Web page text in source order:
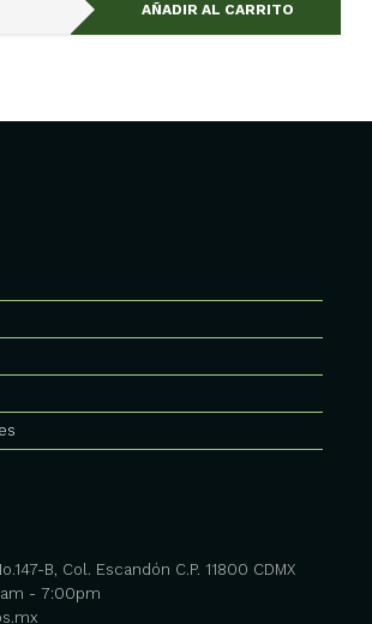
AÑADIR AL CARRITO
B, Col. Escandón C.P. 11800 CDMX
- 7:00pm